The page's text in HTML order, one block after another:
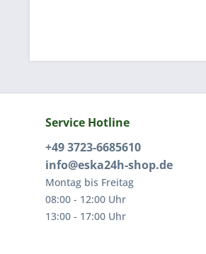
Service Hotline
+49 3723-6685610
info@eska24h-shop.de
Montag bis Freitag
08:00 - 12:00 Uhr
13:00 - 17:00 Uhr